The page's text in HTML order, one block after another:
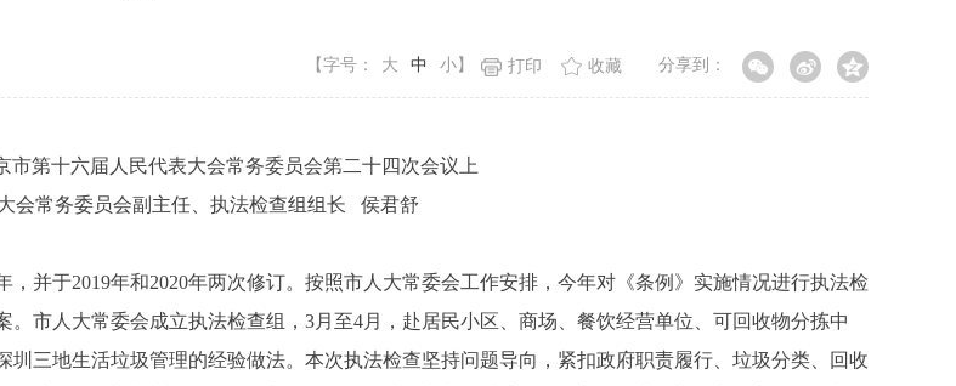
分享到：
【字号： 大 中 小 】 收藏
打印
市第十六届人民代表大会常务委员会第二十四次会议上
会常务委员会副主任、执法检查组组长
侯君舒
于2019年和2020年两次修订。按照市人大常委会工作安排，今年对《条例》实施情况进行执法检
市人大常委会成立执法检查组，3月至4月，赴居民小区、商场、餐饮经营单位、可回收物分拣中
三地生活垃圾管理的经验做法。本次执法检查坚持问题导向，紧扣政府职责履行、垃圾分类、回收